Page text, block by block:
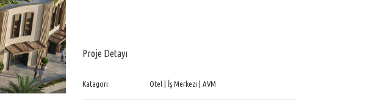
Proje Detayı
Katagori: Otel | İş Merkezi | AVM